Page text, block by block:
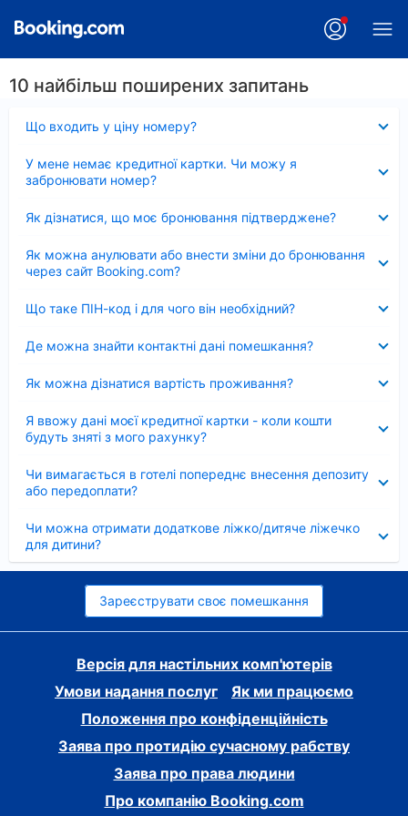
10 найбільш поширених запитань
Що входить у ціну номеру?
У мене немає кредитної картки. Чи можу я
забронювати номер?
Як дізнатися, що моє бронювання підтверджене?
Як можна анулювати або внести зміни до бронювання
через сайт Booking.com?
Що таке ПІН-код і для чого він необхідний?
Де можна знайти контактні дані помешкання?
Як можна дізнатися вартість проживання?
Я ввожу дані моєї кредитної картки - коли кошти
будуть зняті з мого рахунку?
Чи вимагається в готелі попереднє внесення депозиту
або передоплати?
Чи можна отримати додаткове ліжко/дитяче ліжечко
для дитини?
Зареєструвати своє помешкання
Версія для настільних комп'ютерів
Умови надання послуг
Як ми працюємо
Положення про конфіденційність
Заява про протидію сучасному рабству
Заява про права людини
Про компанію Booking.com